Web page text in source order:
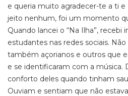
e queria muito agradecer-te a ti e
jeito nenhum, foi um momento
Quando lancei o “Na Ilha”, recebi
estudantes nas redes sociais.
também açorianos e outros que
e se identificaram com a música.
conforto deles quando tinham
Ouviam e sentiam que não